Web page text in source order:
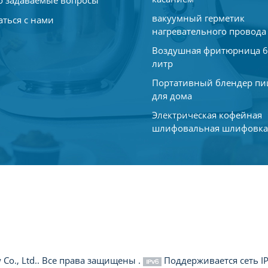
водыПричина:
налета.Решение:
накипь из
кофейной гущи
заварочную
водыПричина:
замените
с нами
вакуумный герметик
нагревательного провода
Воздушная фритюрница
литр
Портативный блендер
для дома
Электрическая кофейная
шлифовальная шлифовка
Co., Ltd.. Все права защищены . Поддерживается сеть